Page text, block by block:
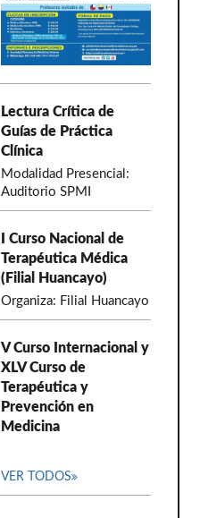
Lectura Crítica de
Guías de Práctica
Clínica
Modalidad Presencial:
Auditorio SPMI
I Curso Nacional de
Terapéutica Médica
(Filial Huancayo)
Organiza: Filial Huancayo
V Curso Internacional y
XLV Curso de
Terapéutica y
Prevención en
Medicina
VER TODOS